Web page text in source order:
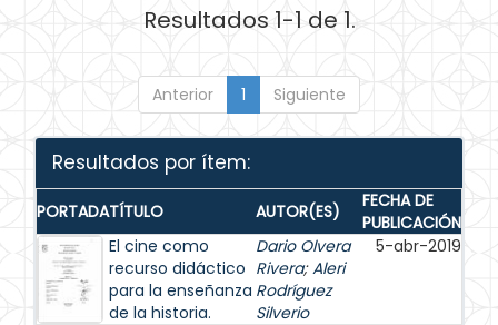
Resultados 1-1 de 1.
Anterior 1 Siguiente
Resultados por ítem:
PORTADATÍTULO AUTOR(ES)
FECHA DE
PUBLICACIÓN
El cine como
recurso didáctico
para la enseñanza
de la historia.
Dario Olvera
Rivera;Aleri
Rodríguez
Silverio
5-abr-2019